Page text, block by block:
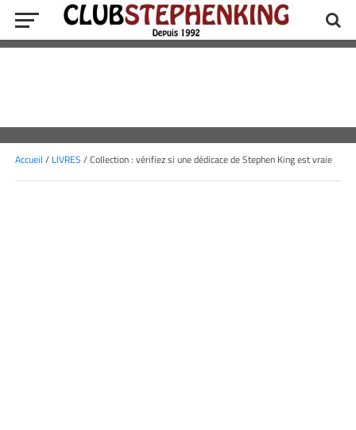
Accueil / LIVRES / Collection : vérifiez si une dédicace de Stephen King est vraie